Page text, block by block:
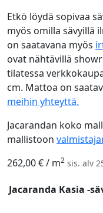
Etkö löydä sopivaa
myös omilla sävyillä
on saatavana myös
ovat nähtävillä
tilatessa
cm. Mattoa on
meihin yhteyttä.
Jacarandan koko
mallistoon
262,00€/ m2 sis. alv
Jacaranda Kasia -